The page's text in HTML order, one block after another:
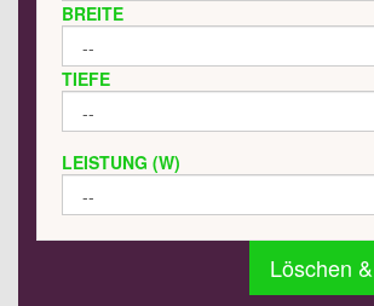
BREITE
TIEFE
LEISTUNG (W)
Löschen